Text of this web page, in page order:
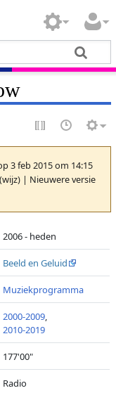
3 feb 2015 om 14:15
| Nieuwere versie
2006 - heden
Beeld en Geluid
Muziekprogramma
2000-2009,
2010-2019
177'00"
Radio